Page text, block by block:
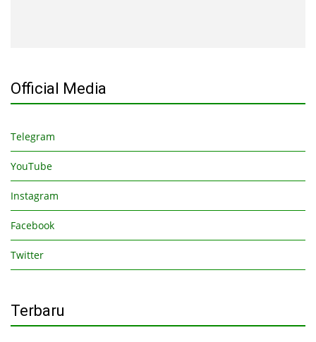
Official Media
Telegram
YouTube
Instagram
Facebook
Twitter
Terbaru